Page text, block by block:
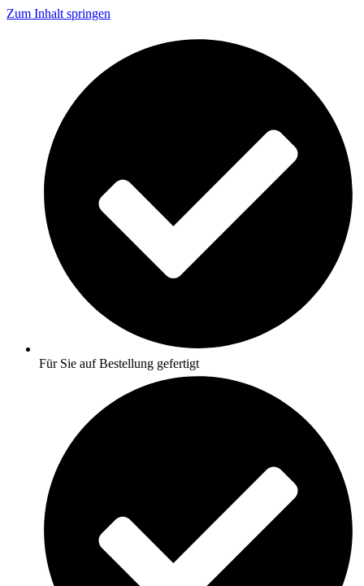
Zum Inhalt springen
Für Sie auf Bestellung gefertigt